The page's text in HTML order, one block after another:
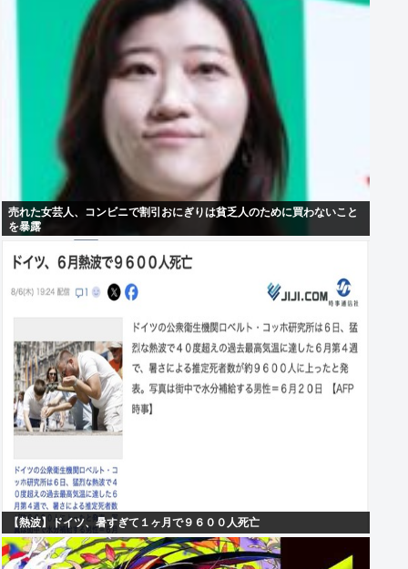
売れた女芸人、コンビニで割引おにぎりは貧乏人のために買わないこと
を暴露
【熱波】ドイツ、暑すぎて１ヶ月で９６００人死亡